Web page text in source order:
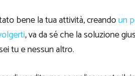
bene la tua attività, creandoun
, va da sé che la soluzione
tu e nessun altro.